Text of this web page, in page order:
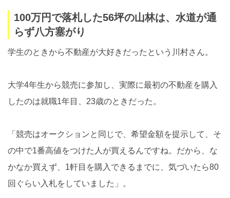
100万円で落札した56坪の山林は、水道が通
らず八方塞がり
学生のときから不動産が大好きだったという川村さん。
大学4年生から競売に参加し、実際に最初の不動産を購入
したのは就職1年目、23歳のときだった。
「競売はオークションと同じで、希望金額を提示して、そ
の中で1番高値をつけた人が買えるんですね。だから、な
かなか買えず、1軒目を購入できるまでに、気づいたら80
回ぐらい入札をしていました」。